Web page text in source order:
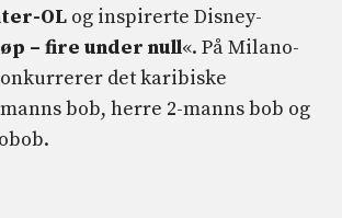
OL og inspirerte Disney-
– fire under null«. På Milano-
det karibiske
bob, herre 2-manns bob og